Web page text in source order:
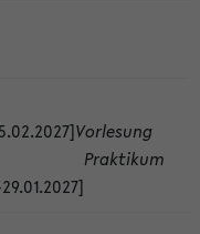
Vorlesung
Praktikum